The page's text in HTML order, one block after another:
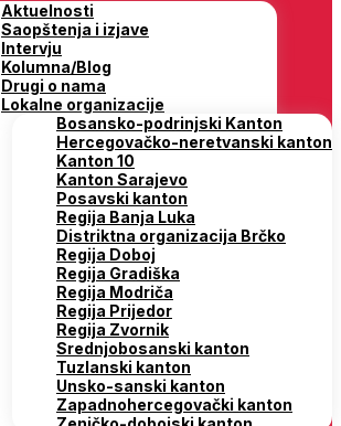
Aktuelnosti
Saopštenja i izjave
Intervju
Kolumna/Blog
Drugi o nama
Lokalne organizacije
Bosansko-podrinjski Kanton
Hercegovačko-neretvanski kanton
Kanton 10
Kanton Sarajevo
Posavski kanton
Regija Banja Luka
Distriktna organizacija Brčko
Regija Doboj
Regija Gradiška
Regija Modriča
Regija Prijedor
Regija Zvornik
Srednjobosanski kanton
Tuzlanski kanton
Unsko-sanski kanton
Zapadnohercegovački kanton